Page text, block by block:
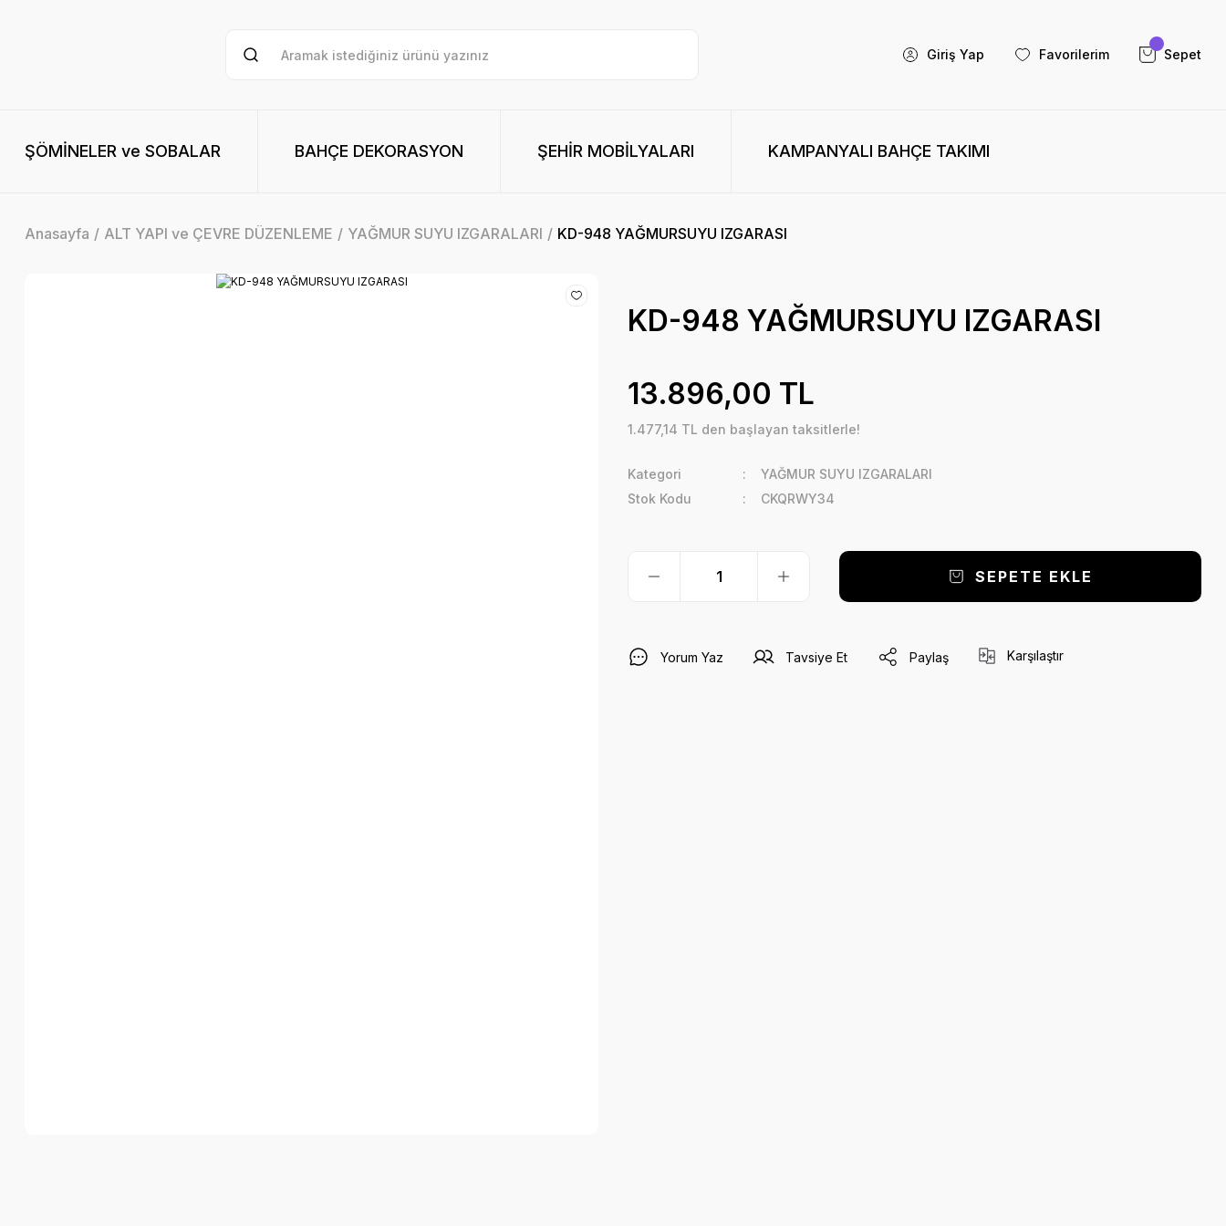
Giriş Yap Favorilerim Sepet
ŞÖMİNELER ve SOBALAR BAHÇE DEKORASYON ŞEHİR MOBİLYALARI KAMPANYALI BAHÇE TAKIMI
Anasayfa ALT YAPI ve ÇEVRE DÜZENLEME YAĞMUR SUYU IZGARALARI KD-948 YAĞMURSUYU IZGARASI
KD-948 YAĞMURSUYU IZGARASI
13.896,00 TL
1.477,14 TL den başlayan taksitlerle!
Kategori
YAĞMUR SUYU IZGARALARI
Stok Kodu
CKQRWY34
SEPETE EKLE
Yorum Yaz Tavsiye Et Paylaş Karşılaştır